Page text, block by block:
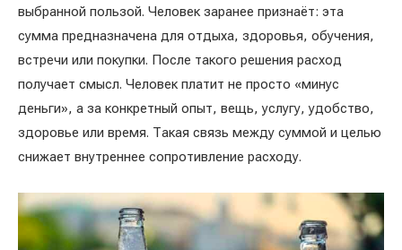
выбранной пользой. Человек заранее признаёт: эта
сумма предназначена для отдыха, здоровья, обучения,
встречи или покупки. После такого решения расход
получает смысл. Человек платит не просто «минус
деньги», а за конкретный опыт, вещь, услугу, удобство,
здоровье или время. Такая связь между суммой и целью
снижает внутреннее сопротивление расходу.